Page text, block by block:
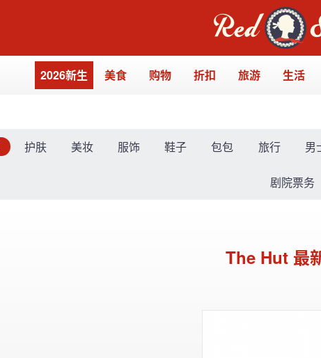
2026新生 美食 购物 折扣 旅游 生活
护肤 美妆 服饰 鞋子 包包 旅行 男
剧院票务
The Hut 最